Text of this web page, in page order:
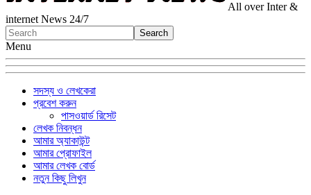
All over Inter &
internet News 24/7
Menu
সদস্য ও লেখকেরা
প্রবেশ করুন
পাসওয়ার্ড রিসেট
লেখক নিবন্ধন
আমার অ্যাকাউন্ট
আমার প্রোফাইল
আমার লেখক বোর্ড
নতুন কিছু লিখুন